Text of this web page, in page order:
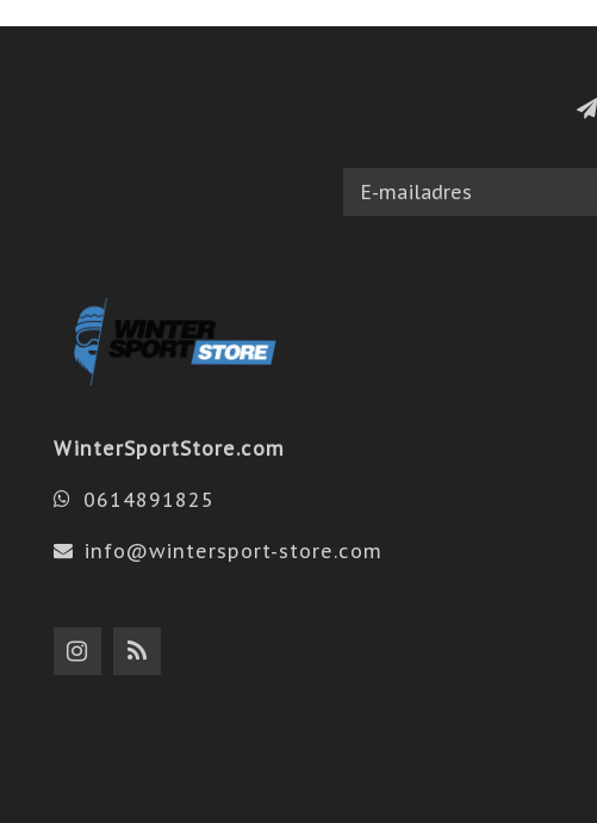
WinterSportStore.com
0614891825
info@wintersport-store.com